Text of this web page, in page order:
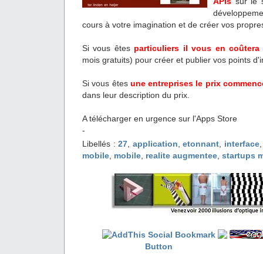
cours à votre imagination et de créer vos
Si vous êtes particuliers il vous en coûtera
mois gratuits) pour créer et publier vos points
Si vous êtes une entreprises le prix
dans leur description du prix.
A télécharger en urgence sur l'Apps Store
-
Libellés :27, application,etonnant, interface
mobile, mobile, realite augmentee, startups